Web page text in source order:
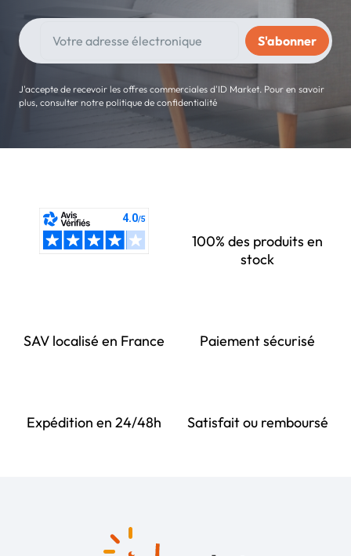
J'accepte de recevoir les offres commerciales d'ID Market. Pour en savoir
plus, consulter notre politique de confidentialité
100% des produits en
stock
SAV localisé en France Paiement sécurisé
Expédition en 24/48h Satisfait ou remboursé